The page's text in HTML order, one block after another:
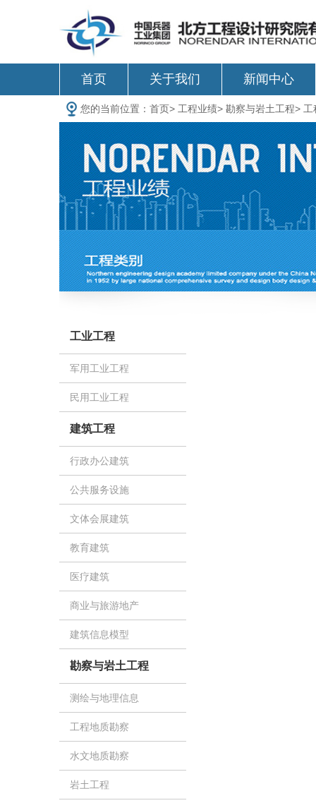
首页 关于我们 新闻中心
您的当前位置： 首页> 工程业绩> 勘察与岩土工程> 工
工业工程
军用工业工程
民用工业工程
建筑工程
行政办公建筑
公共服务设施
文体会展建筑
教育建筑
医疗建筑
商业与旅游地产
建筑信息模型
勘察与岩土工程
测绘与地理信息
工程地质勘察
水文地质勘察
岩土工程